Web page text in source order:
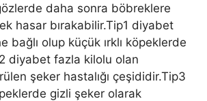
daha sonra böbreklere
hasar bırakabilir.Tip1 diyabet
bağlı olup küçük ırklı köpeklerde
diyabet fazla kilolu olan
şeker hastalığı çeşididir.Tip3
gizli şeker olarak